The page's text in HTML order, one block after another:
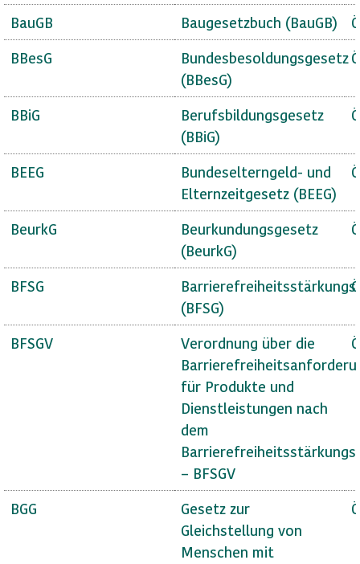
BauGB Baugesetzbuch (BauGB)
BBesG
Bundesbesoldungsgesetz
(BBesG)
BBiG
Berufsbildungsgesetz
(BBiG)
BEEG
Bundeselterngeld- und
Elternzeitgesetz (BEEG)
BeurkG
Beurkundungsgesetz
(BeurkG)
BFSG
(BFSG)
BFSGV
Verordnung über die
für Produkte und
Dienstleistungen nach
dem
– BFSGV
BGG
Gesetz zur
Gleichstellung von
Menschen mit